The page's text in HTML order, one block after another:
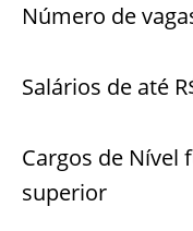
Número de
Salários de até
Cargos de Nível
superior